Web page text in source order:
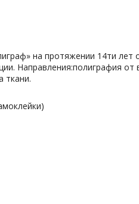
на протяжении 14ти
Направления:полиграфия от
ткани.